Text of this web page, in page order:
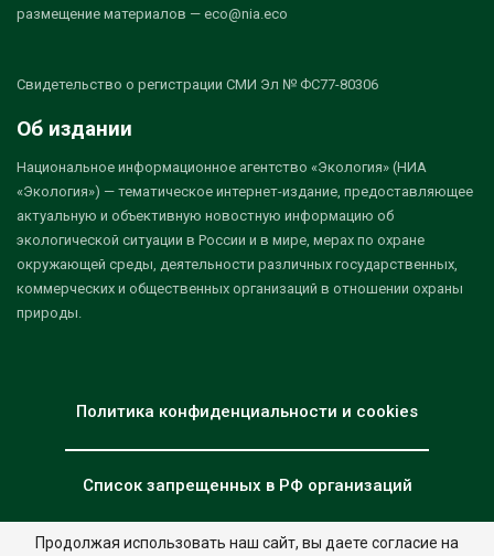
размещение материалов — eco@nia.eco
Свидетельство о регистрации СМИ Эл № ФС77-80306
Об издании
Национальное информационное агентство «Экология» (НИА
«Экология») — тематическое интернет-издание, предоставляющее
актуальную и объективную новостную информацию об
экологической ситуации в России и в мире, мерах по охране
окружающей среды, деятельности различных государственных,
коммерческих и общественных организаций в отношении охраны
природы.
Политика конфиденциальности и cookies
Список запрещенных в РФ организаций
Продолжая использовать наш сайт, вы даете согласие на